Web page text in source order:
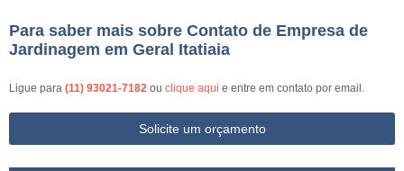
Para saber mais sobre Contato de Empresa de
Jardinagem em Geral Itatiaia
Ligue para (11) 93021-7182 ou clique aqui e entre em contato por email.
Solicite um orçamento